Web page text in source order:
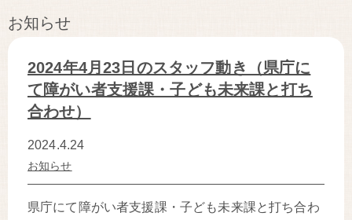
お知らせ
2024年4月23日のスタッフ動き（県庁に
て障がい者支援課・子ども未来課と打ち
合わせ）
2024.4.24
お知らせ
県庁にて障がい者支援課・子ども未来課と打ち合わ